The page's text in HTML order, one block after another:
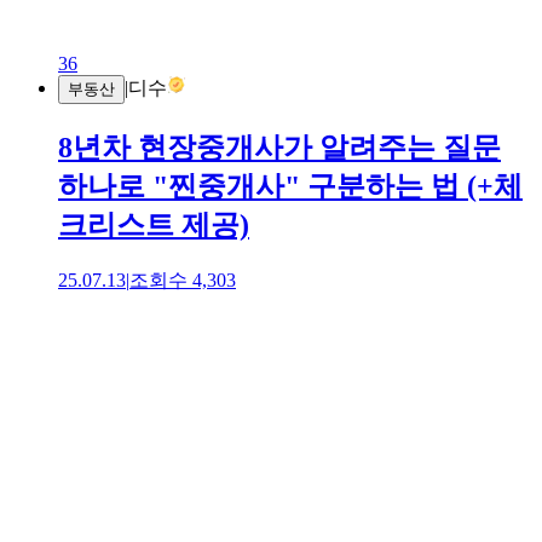
36
부동산 |디수
8년차 현장중개사가 알려주는 질문
하나로 "찐중개사" 구분하는 법 (+체
크리스트 제공)
25.07.13|조회수 4,303